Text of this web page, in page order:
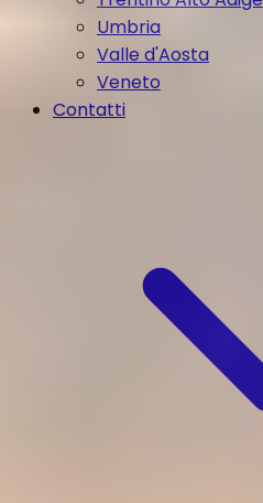
Umbria
Valle d'Aosta
Veneto
Contatti